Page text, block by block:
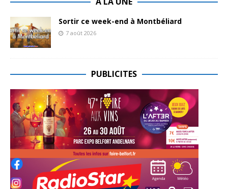
Sortir ce week-end à Montbéliard
7 août 2026
PUBLICITES